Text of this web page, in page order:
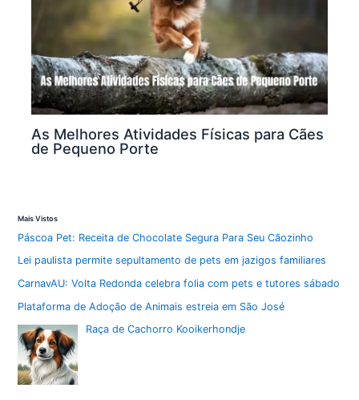
As Melhores Atividades Físicas para Cães
de Pequeno Porte
Mais Vistos
Páscoa Pet: Receita de Chocolate Segura Para Seu Cãozinho
Lei paulista permite sepultamento de pets em jazigos familiares
CarnavAU: Volta Redonda celebra folia com pets e tutores sábado
Plataforma de Adoção de Animais estreia em São José
Raça de Cachorro Kooikerhondje